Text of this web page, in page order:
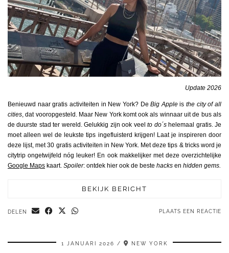
Update 2026
Benieuwd naar gratis activiteiten in New York? DeBig Appleisthe city of all
cities , dat vooropgesteld. Maar New York komt ook als winnaar uit de bus als
de duurste stad ter wereld. Gelukkig zijn ook veelto do´shelemaal gratis. Je
moet alleen wel de leukste tips ingefluisterd krijgen! Laat je inspireren door
deze lijst, met 30 gratis activiteiten in New York. Met deze tips & tricks word je
citytrip ongetwijfeld nóg leuker! En ook makkelijker met deze overzichtelijke
Google Maps kaart. Spoiler: ontdek hier ook de beste hacks en hidden gems.
BEKIJK BERICHT
DELEN PLAATS EEN REACTIE
1 JANUARI 2026 NEW YORK